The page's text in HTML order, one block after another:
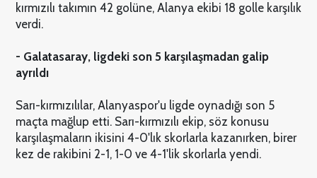
kırmızılı takımın 42 golüne, Alanya ekibi 18 golle karşılık
verdi.
- Galatasaray, ligdeki son 5 karşılaşmadan galip
ayrıldı
Sarı-kırmızılılar, Alanyaspor'u ligde oynadığı son 5
maçta mağlup etti. Sarı-kırmızılı ekip, söz konusu
karşılaşmaların ikisini 4-0'lık skorlarla kazanırken, birer
kez de rakibini 2-1, 1-0 ve 4-1'lik skorlarla yendi.